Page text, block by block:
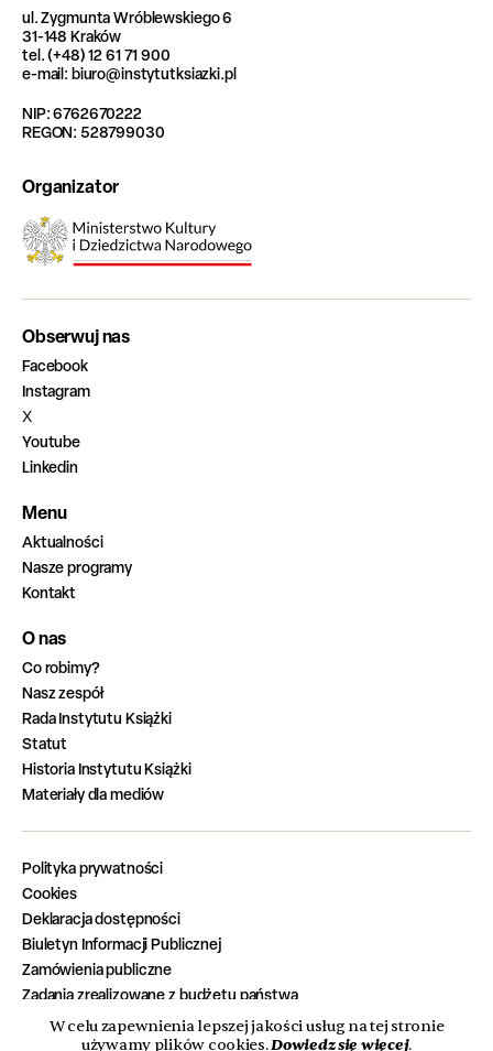
ul. Zygmunta Wróblewskiego 6
31-148 Kraków
tel. (+48) 12 61 71 900
e-mail: biuro@instytutksiazki.pl
NIP: 6762670222
REGON: 528799030
Organizator
Obserwuj nas
Facebook
Instagram
X
Youtube
Linkedin
Menu
Aktualności
Nasze programy
Kontakt
O nas
Co robimy?
Nasz zespół
Rada Instytutu Książki
Statut
Historia Instytutu Książki
Materiały dla mediów
Polityka prywatności
Cookies
Deklaracja dostępności
Biuletyn Informacji Publicznej
Zamówienia publiczne
Zadania zrealizowane z budżetu państwa
Oferty pracy
W celu zapewnienia lepszej jakości usług na tej stronie
używamy plików cookies.Dowiedz się więcej.